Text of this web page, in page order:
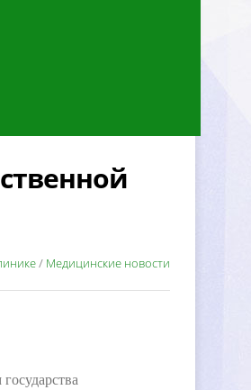
/ Медицинские новости